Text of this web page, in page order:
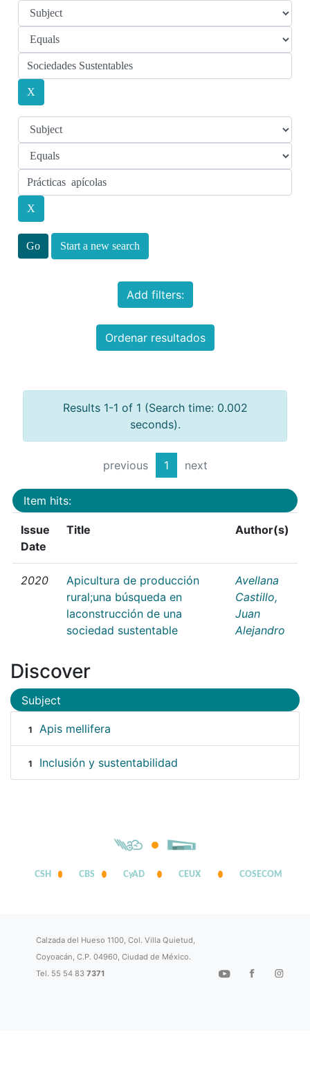
Start a new search
Add filters:
Ordenar resultados
Results 1-1 of 1 (Search time: 0.002
seconds).
previous 1 next
Item hits:
Issue
Date
Title Author(s)
2020
Apicultura de producción
rural;una búsqueda en
laconstrucción de una
sociedad sustentable
Avellana
Castillo,
Juan
Alejandro
Discover
Subject
1 Apis mellifera
1 Inclusión y sustentabilidad
CSH CBS CyAD CEUX COSECOM
Calzada del Hueso 1100, Col. Villa Quietud,
Coyoacán, C.P. 04960, Ciudad de México.
Tel. 55 54 837371